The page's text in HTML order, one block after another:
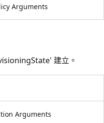
Arguments
建立。
Arguments